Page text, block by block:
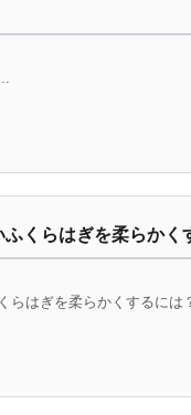
ふくらはぎを柔らかく
らはぎを柔らかくするには